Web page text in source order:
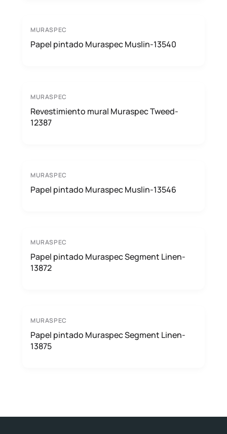
MURASPEC
Papel pintado Muraspec Muslin-13540
MURASPEC
Revestimiento mural Muraspec Tweed-
12387
MURASPEC
Papel pintado Muraspec Muslin-13546
MURASPEC
Papel pintado Muraspec Segment Linen-
13872
MURASPEC
Papel pintado Muraspec Segment Linen-
13875